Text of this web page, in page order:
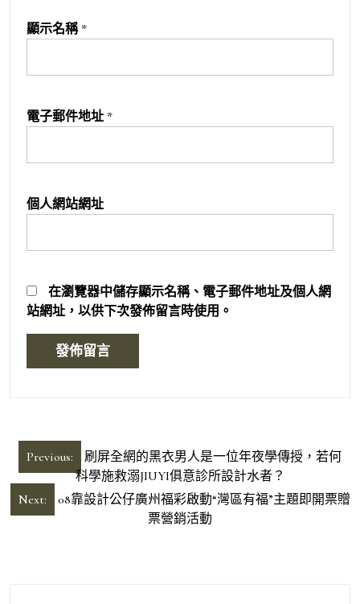
顯示名稱 *
電子郵件地址 *
個人網站網址
在瀏覽器中儲存顯示名稱、電子郵件地址及個人網
站網址，以供下次發佈留言時使用。
文
章
導
Previous:
刷屏全網的黑衣男人是一位年夜學傳授，若何
科學施救溺JIUYI俱意診所設計水者？
Next:
08靠設計公仔廣州福彩啟動“灣區有福”主題即開票贈
票營銷活動